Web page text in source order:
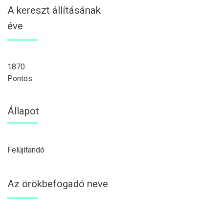
A kereszt állításának
éve
1870
Pontos
Állapot
Felújítandó
Az örökbefogadó neve